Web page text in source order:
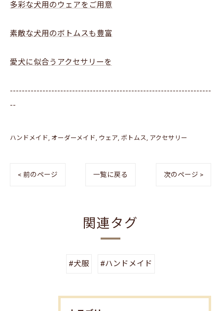
多彩な犬用のウェアをご用意
素敵な犬用のボトムスも豊富
愛犬に似合うアクセサリーを
--------------------------------------------------------------------
--
ハンドメイド オーダーメイド ウェア ボトムス アクセサリー
< 前のページ 一覧に戻る 次のページ >
関連タグ
#犬服 #ハンドメイド